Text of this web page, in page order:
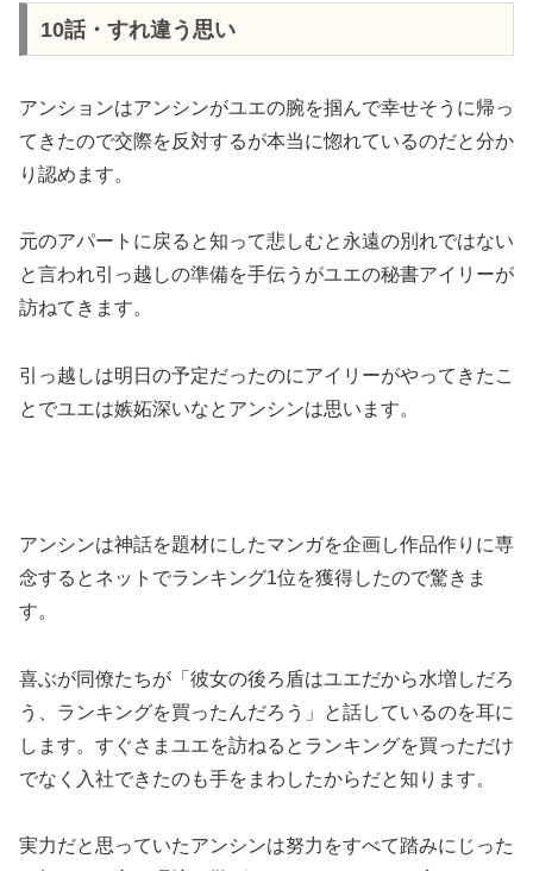
10話・すれ違う思い
アンションはアンシンがユエの腕を掴んで幸せそうに帰っ
てきたので交際を反対するが本当に惚れているのだと分か
り認めます。
元のアパートに戻ると知って悲しむと永遠の別れではない
と言われ引っ越しの準備を手伝うがユエの秘書アイリーが
訪ねてきます。
引っ越しは明日の予定だったのにアイリーがやってきたこ
とでユエは嫉妬深いなとアンシンは思います。
アンシンは神話を題材にしたマンガを企画し作品作りに専
念するとネットでランキング1位を獲得したので驚きま
す。
喜ぶが同僚たちが「彼女の後ろ盾はユエだから水増しだろ
う、ランキングを買ったんだろう」と話しているのを耳に
します。すぐさまユエを訪ねるとランキングを買っただけ
でなく入社できたのも手をまわしたからだと知ります。
実力だと思っていたアンシンは努力をすべて踏みにじった